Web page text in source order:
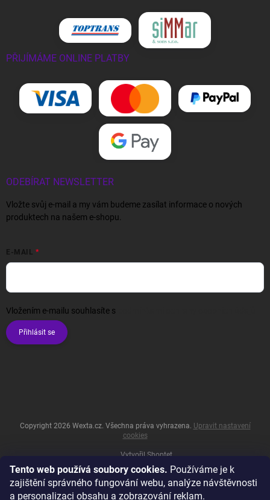
Tento web používá soubory cookies. Používáme je k
zajištění správného fungování webu, analýze návštěvnosti
a personalizaci obsahu a zobrazování reklam.
PŘIJÍMÁME ONLINE PLATBY
ODEBÍRAT NEWSLETTER
Vložte svůj e-mail a my vám budeme zasílat informace o nových
produktech na našem e-shopu.
E-MAIL
Vložením e-mailu souhlasíte s
Přihlásit se
Vytvořil Shoptet
Copyright 2026 Wexta.cz. Všechna práva vyhrazena. Upravit nastavení
cookies